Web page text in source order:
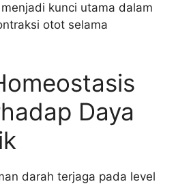
kunci utama dalam
otot selama
Daya
darah terjaga pada level